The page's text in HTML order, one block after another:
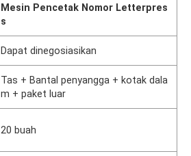
Mesin Pencetak Nomor Letterpres
s
Dapat dinegosiasikan
Tas + Bantal penyangga + kotak dala
m + paket luar
20 buah